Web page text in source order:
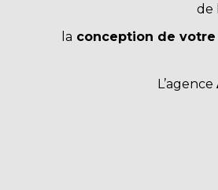
de
la conception de
L’agence